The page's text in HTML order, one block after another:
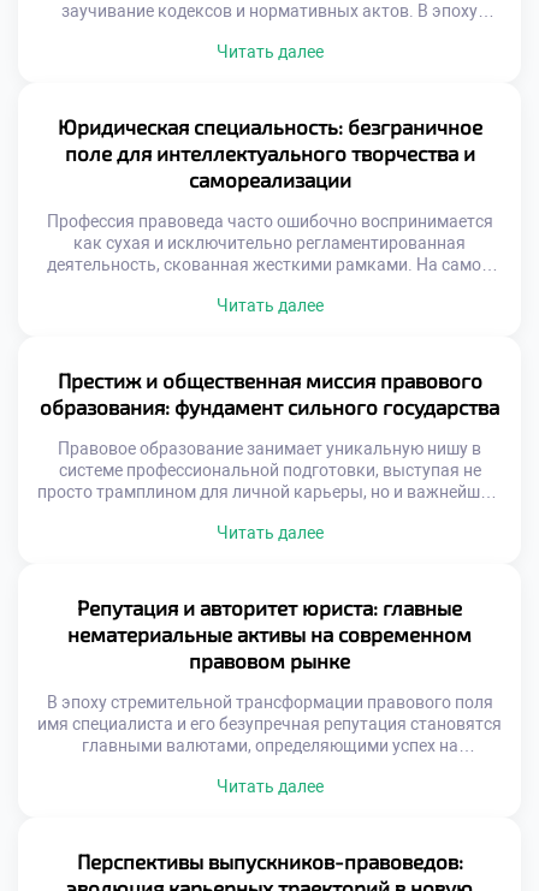
заучивание кодексов и нормативных актов. В эпоху
будущему специалисту необходимо оттачивать
обучение в московском техникуме становится тем самым
надежным трамплином, который закладывает прочный
фундамент для превращения амбициозного студента […]
Читать далее
Юридическая специальность: безграничное
поле для интеллектуального творчества и
самореализации
Профессия правоведа часто ошибочно воспринимается
как сухая и исключительно регламентированная
деятельность, скованная жесткими рамками. На самом
безграничные горизонты для интеллектуального
техникуме становится надежным трамплином,
позволяющим будущим экспертам не просто
механически следовать букве закона, а выступать
настоящими архитекторами правовых […]
Читать далее
Престиж и общественная миссия правового
образования: фундамент сильного государства
Правовое образование занимает уникальную нишу в
системе профессиональной подготовки, выступая не
просто трамплином для личной карьеры, но и важнейшим
дисциплины наделяет специалистов инструментами для
государством и личностью. Именно поэтому осознанное
обучение в московском техникуме становится тем самым
надежным фундаментом, который в […]
Читать далее
Репутация и авторитет юриста: главные
нематериальные активы на современном
правовом рынке
В эпоху стремительной трансформации правового поля
имя специалиста и его безупречная репутация становятся
главными валютами, определяющими успех на
просто ускоряют карьерный лифт, но и формируют
московском техникуме закладывает первые кирпичики
этого имиджа, приучая будущих экспертов […]
Читать далее
Перспективы выпускников-правоведов: